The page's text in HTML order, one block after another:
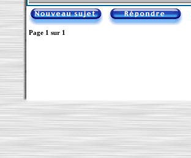
Page 1 sur 1